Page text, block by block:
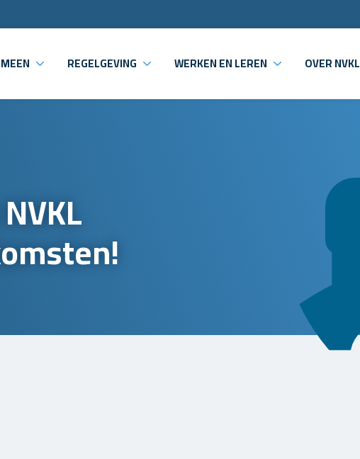
REGELGEVING WERKEN EN LEREN OVER NVKL